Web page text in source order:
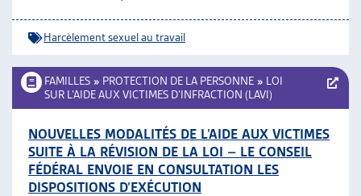
Harcèlement sexuel au travail
FAMILLES » PROTECTION DE LA PERSONNE » LOI
SUR L’AIDE AUX VICTIMES D’INFRACTION (LAVI)
NOUVELLES MODALITÉS DE L’AIDE AUX VICTIMES
SUITE À LA RÉVISION DE LA LOI – LE CONSEIL
FÉDÉRAL ENVOIE EN CONSULTATION LES
DISPOSITIONS D’EXÉCUTION